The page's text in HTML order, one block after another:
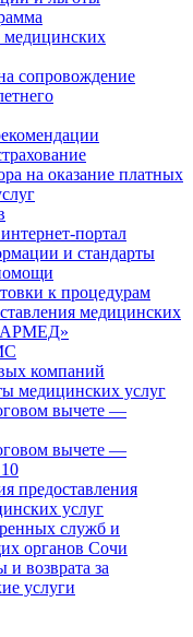
медицинских
сопровождение
на оказание платных
портал
и стандарты
к процедурам
медицинских
компаний
медицинских услуг
вычете —
вычете —
предоставления
услуг
служб и
органов Сочи
и возврата за
услуги